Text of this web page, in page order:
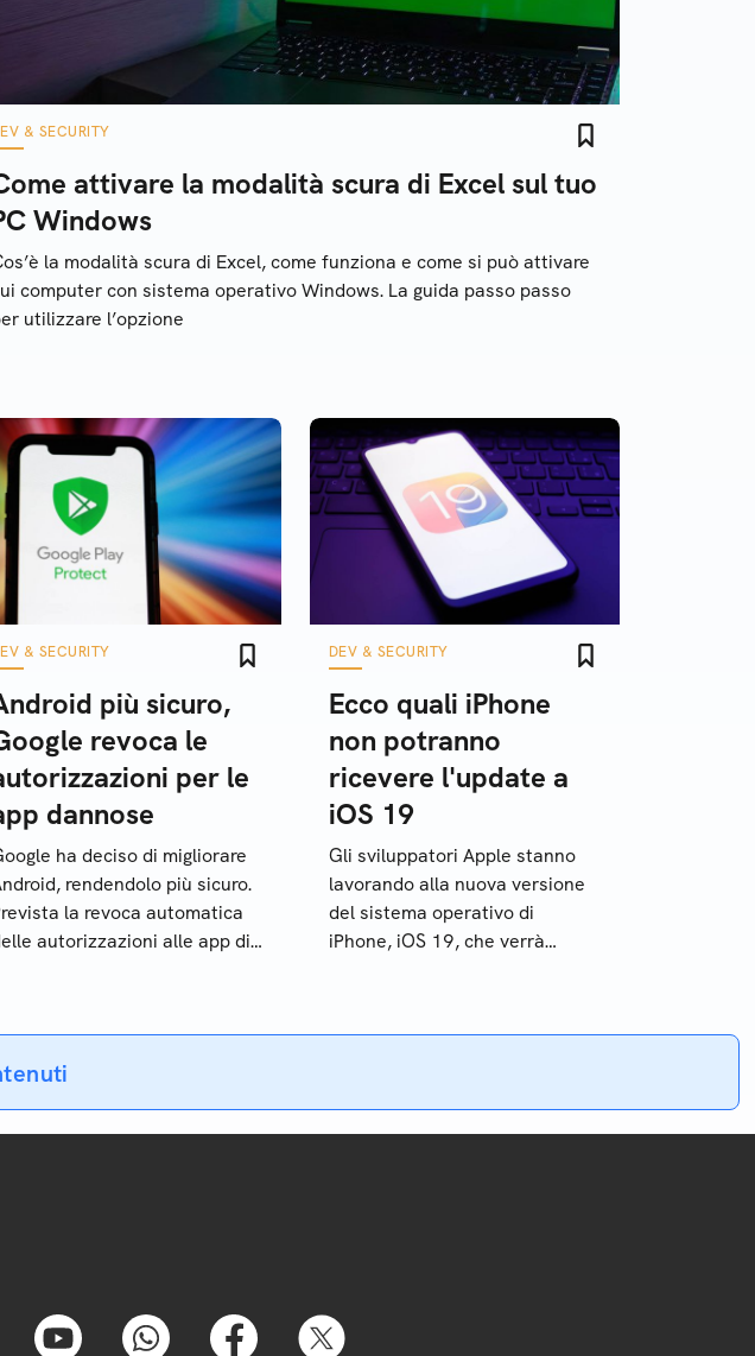
& SECURITY
attivare la modalità scura di Excel sul tuo
Windows
la modalità scura di Excel, come funziona e come si può attivare
computer con sistema operativo Windows. La guida passo passo
utilizzare l’opzione
& SECURITY
più sicuro,
revoca le
per le
dannose
ha deciso di migliorare
rendendolo più sicuro.
la revoca automatica
autorizzazioni alle app di
DEV & SECURITY
Ecco quali iPhone
non potranno
ricevere l'update a
iOS 19
Gli sviluppatori Apple stanno
lavorando alla nuova versione
del sistema operativo di
iPhone, iOS 19, che verrà